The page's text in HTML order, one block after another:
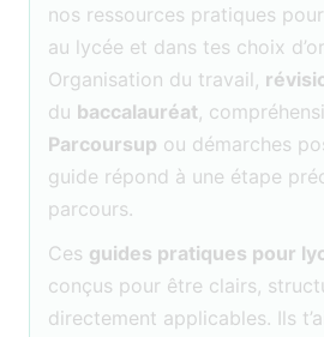
nos ressources pratiques
au lycée et dans tes choix
Organisation du travail,
du baccalauréat,
Parcoursup ou démarches
guide répond à une étape
parcours.
Ces guides pratiques pour
conçus pour être clairs,
directement applicables. Ils